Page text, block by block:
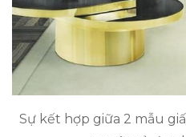
Sự kết hợp giữa 2 mẫu